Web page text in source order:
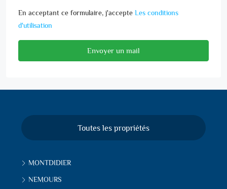
En acceptant ce formulaire, j'accepte Les conditions
d'utilisation
Envoyer un mail
Toutes les propriétés
MONTDIDIER
NEMOURS